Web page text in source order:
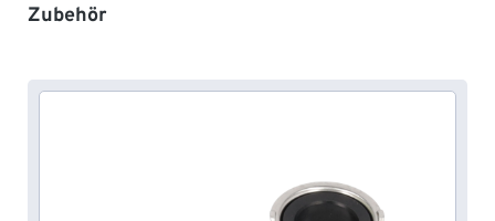
Produktgalerie überspringen
Zubehör